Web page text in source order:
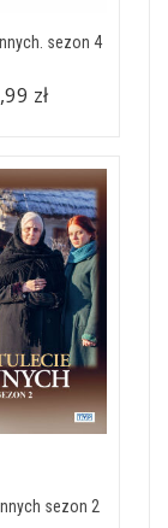
sezon 4
zł
sezon 2